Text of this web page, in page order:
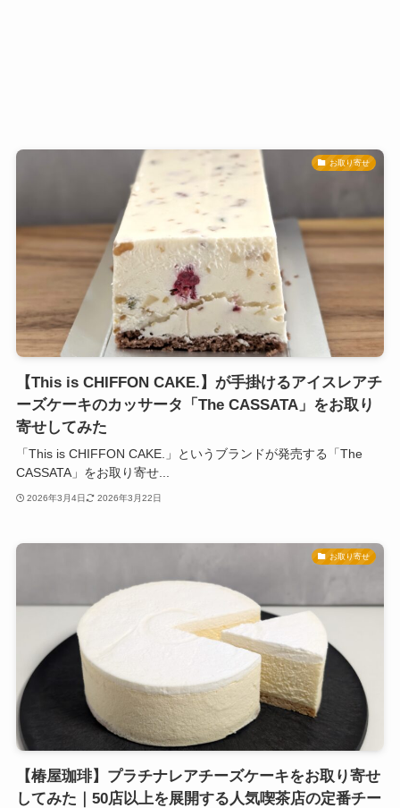
お取り寄せ
【This is CHIFFON CAKE.】が手掛けるアイスレアチ
ーズケーキのカッサータ「The CASSATA」をお取り
寄せしてみた
「This is CHIFFON CAKE.」というブランドが発売する「The
CASSATA」をお取り寄せ...
2026年3月4日 2026年3月22日
お取り寄せ
【椿屋珈琲】プラチナレアチーズケーキをお取り寄せ
してみた｜50店以上を展開する人気喫茶店の定番チー